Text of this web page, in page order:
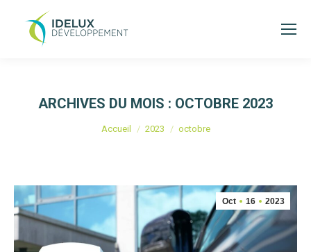
ARCHIVES DU MOIS : OCTOBRE 2023
Vous êtes ici :
Accueil 2023 octobre
Oct 16 2023